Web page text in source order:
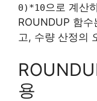
0)*10으로 계산
ROUNDUP 함
고, 수량 산정의
용